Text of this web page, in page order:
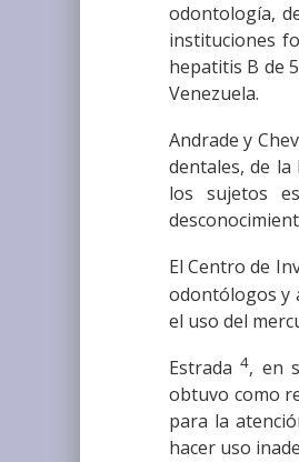
odontología,
instituciones
hepatitis B de
Venezuela.
Andrade y
dentales, de la
los sujetos
El Centro de
odontólogos y
el uso del
Estrada4, en
obtuvo como
para la
hacer uso